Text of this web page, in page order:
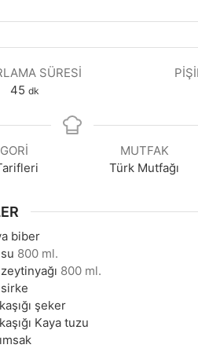
SÜRESI
45 dakika
dk
MUTFAK
Türk Mutfağı
biber
800 ml.
800 ml.
şeker
Kaya tuzu